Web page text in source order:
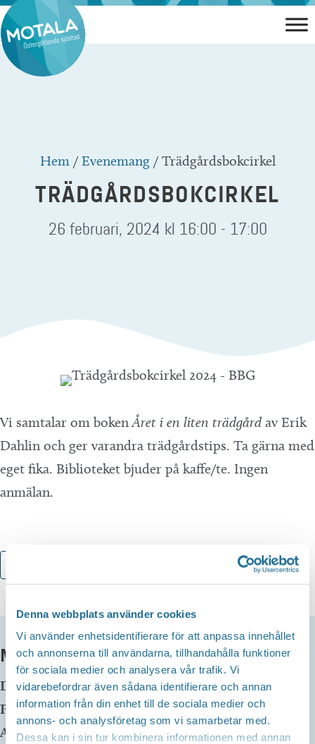
Denna webbplats använder cookies
Vi använder enhetsidentifierare för att anpassa innehållet
och annonserna till användarna, tillhandahålla funktioner
för sociala medier och analysera vår trafik. Vi
vidarebefordrar även sådana identifierare och annan
information från din enhet till de sociala medier och
annons- och analysföretag som vi samarbetar med.
Dessa kan i sin tur kombinera informationen med annan
Hoppa
till
innehåll
Hem/Evenemang/Trädgårdsbokcirkel
TRÄDGÅRDSBOKCIRKEL
26 februari, 2024 kl 16:00 - 17:00
Vi samtalar om bokenÅret i en liten trädgård av Erik
Dahlin och ger varandra trädgårdstips. Ta gärna med
eget fika. Biblioteket bjuder på kaffe/te. Ingen
anmälan.
MER INFO
Datum: 26 februari, 2024 kl 16:00-17:00
Plats:Borensbergs Bibliotek
Adress: Husbyvägen 13